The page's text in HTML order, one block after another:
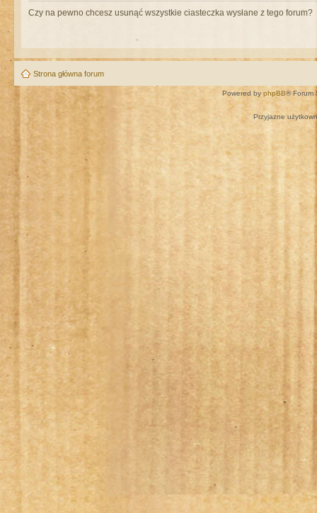
Czy na pewno chcesz usunąć wszystkie ciasteczka wysłane z tego forum?
Strona główna forum
Powered by phpBB® Forum
Przyjazne